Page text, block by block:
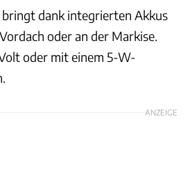
dank integrierten Akkus
oder an der Markise.
oder mit einem 5-W-
ANZEIGE